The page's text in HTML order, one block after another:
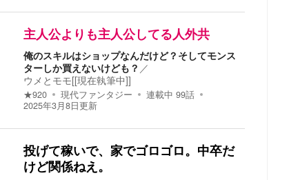
主人公よりも主人公してる人外共
俺のスキルはショップなんだけど？そしてモンス
ターしか買えないけども？ ／
ウメとモモ[[現在執筆中]]
★920 現代ファンタジー 連載中 99話
2025年3月8日更新
投げて稼いで、家でゴロゴロ。中卒だ
けど関係ねえ。